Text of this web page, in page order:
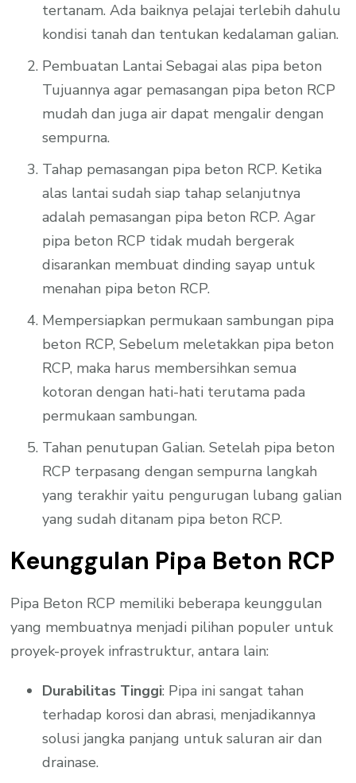
tertanam. Ada baiknya pelajai terlebih dahulu
kondisi tanah dan tentukan kedalaman galian.
Pembuatan Lantai Sebagai alas pipa beton
Tujuannya agar pemasangan pipa beton RCP
mudah dan juga air dapat mengalir dengan
sempurna.
Tahap pemasangan pipa beton RCP. Ketika
alas lantai sudah siap tahap selanjutnya
adalah pemasangan pipa beton RCP. Agar
pipa beton RCP tidak mudah bergerak
disarankan membuat dinding sayap untuk
menahan pipa beton RCP.
Mempersiapkan permukaan sambungan pipa
beton RCP, Sebelum meletakkan pipa beton
RCP, maka harus membersihkan semua
kotoran dengan hati-hati terutama pada
permukaan sambungan.
Tahan penutupan Galian. Setelah pipa beton
RCP terpasang dengan sempurna langkah
yang terakhir yaitu pengurugan lubang galian
yang sudah ditanam pipa beton RCP.
Keunggulan Pipa Beton RCP
Pipa Beton RCP memiliki beberapa keunggulan
yang membuatnya menjadi pilihan populer untuk
proyek-proyek infrastruktur, antara lain:
Durabilitas Tinggi: Pipa ini sangat tahan
terhadap korosi dan abrasi, menjadikannya
solusi jangka panjang untuk saluran air dan
drainase.